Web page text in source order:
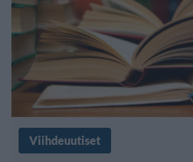
Viihdeuutiset